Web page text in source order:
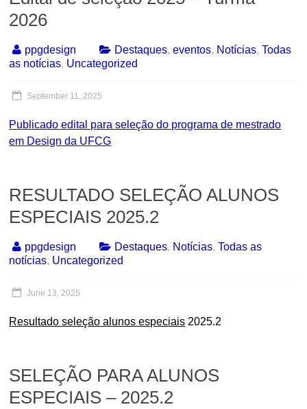
2026
ppgdesign Destaques,eventos, Notícias,Todas
as notícias, Uncategorized
September 11, 2025
Publicado edital para seleção do programa de mestrado
em Design da UFCG
RESULTADO SELEÇÃO ALUNOS
ESPECIAIS 2025.2
ppgdesign Destaques, Notícias,Todas as
notícias, Uncategorized
June 13, 2025
Resultado seleção alunos especiais 2025.2
SELEÇÃO PARA ALUNOS
ESPECIAIS – 2025.2